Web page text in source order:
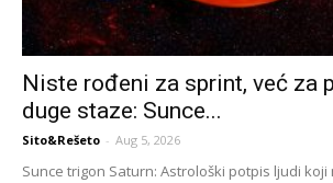
Niste rođeni za sprint, već za
duge staze: Sunce...
Sito&Rešeto - Aug 5, 2026
Sunce trigon Saturn: Astrološki potpis ljudi